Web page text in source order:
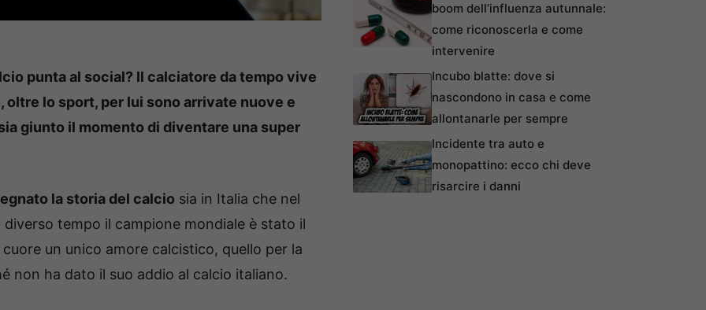
punta al social? Il calciatore da tempo vive
oltre lo sport, per lui sono arrivate nuove e
giunto il momento di diventare una super
la storia del calcio sia in Italia che nel
tempo il campione mondiale è stato il
un unico amore calcistico, quello per la
non ha dato il suo addio al calcio italiano.
boom dell’influenza autunnale:
come riconoscerla e come
intervenire
Incubo blatte: dove si
nascondono in casa e come
allontanarle per sempre
Incidente tra auto e
monopattino: ecco chi deve
risarcire i danni